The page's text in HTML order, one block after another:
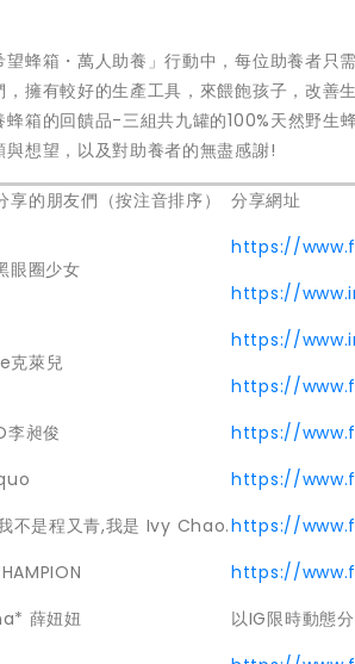
望蜂箱・萬人助養」行動中，每位助養者
，擁有較好的生產工具，來餵飽孩子，改善
蜂箱的回饋品-三組共九罐的100%天然野生
與想望，以及對助養者的無盡感謝!
享的朋友們（按注音排序） 分享網址
眼圈少女
https://
https://
克萊兒
https://
https://
李昶俊
https://
https://
不是程又青,我是 Ivy Chao.https://
https://
薛妞妞
以IG限時動態